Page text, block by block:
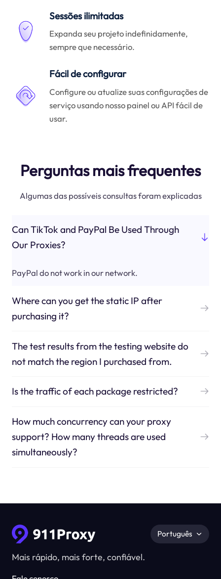
Sessões ilimitadas
Expanda seu projeto indefinidamente,
sempre que necessário.
Fácil de configurar
Configure ou atualize suas configurações de
serviço usando nosso painel ou API fácil de
usar.
Perguntas mais frequentes
Algumas das possíveis consultas foram explicadas
Can TikTok and PayPal Be Used Through
Our Proxies?
PayPal do not work in our network.
Where can you get the static IP after
purchasing it?
The test results from the testing website do
not match the region I purchased from.
Is the traffic of each package restricted?
How much concurrency can your proxy
support? How many threads are used
simultaneously?
Mais rápido, mais forte, confiável.
Português